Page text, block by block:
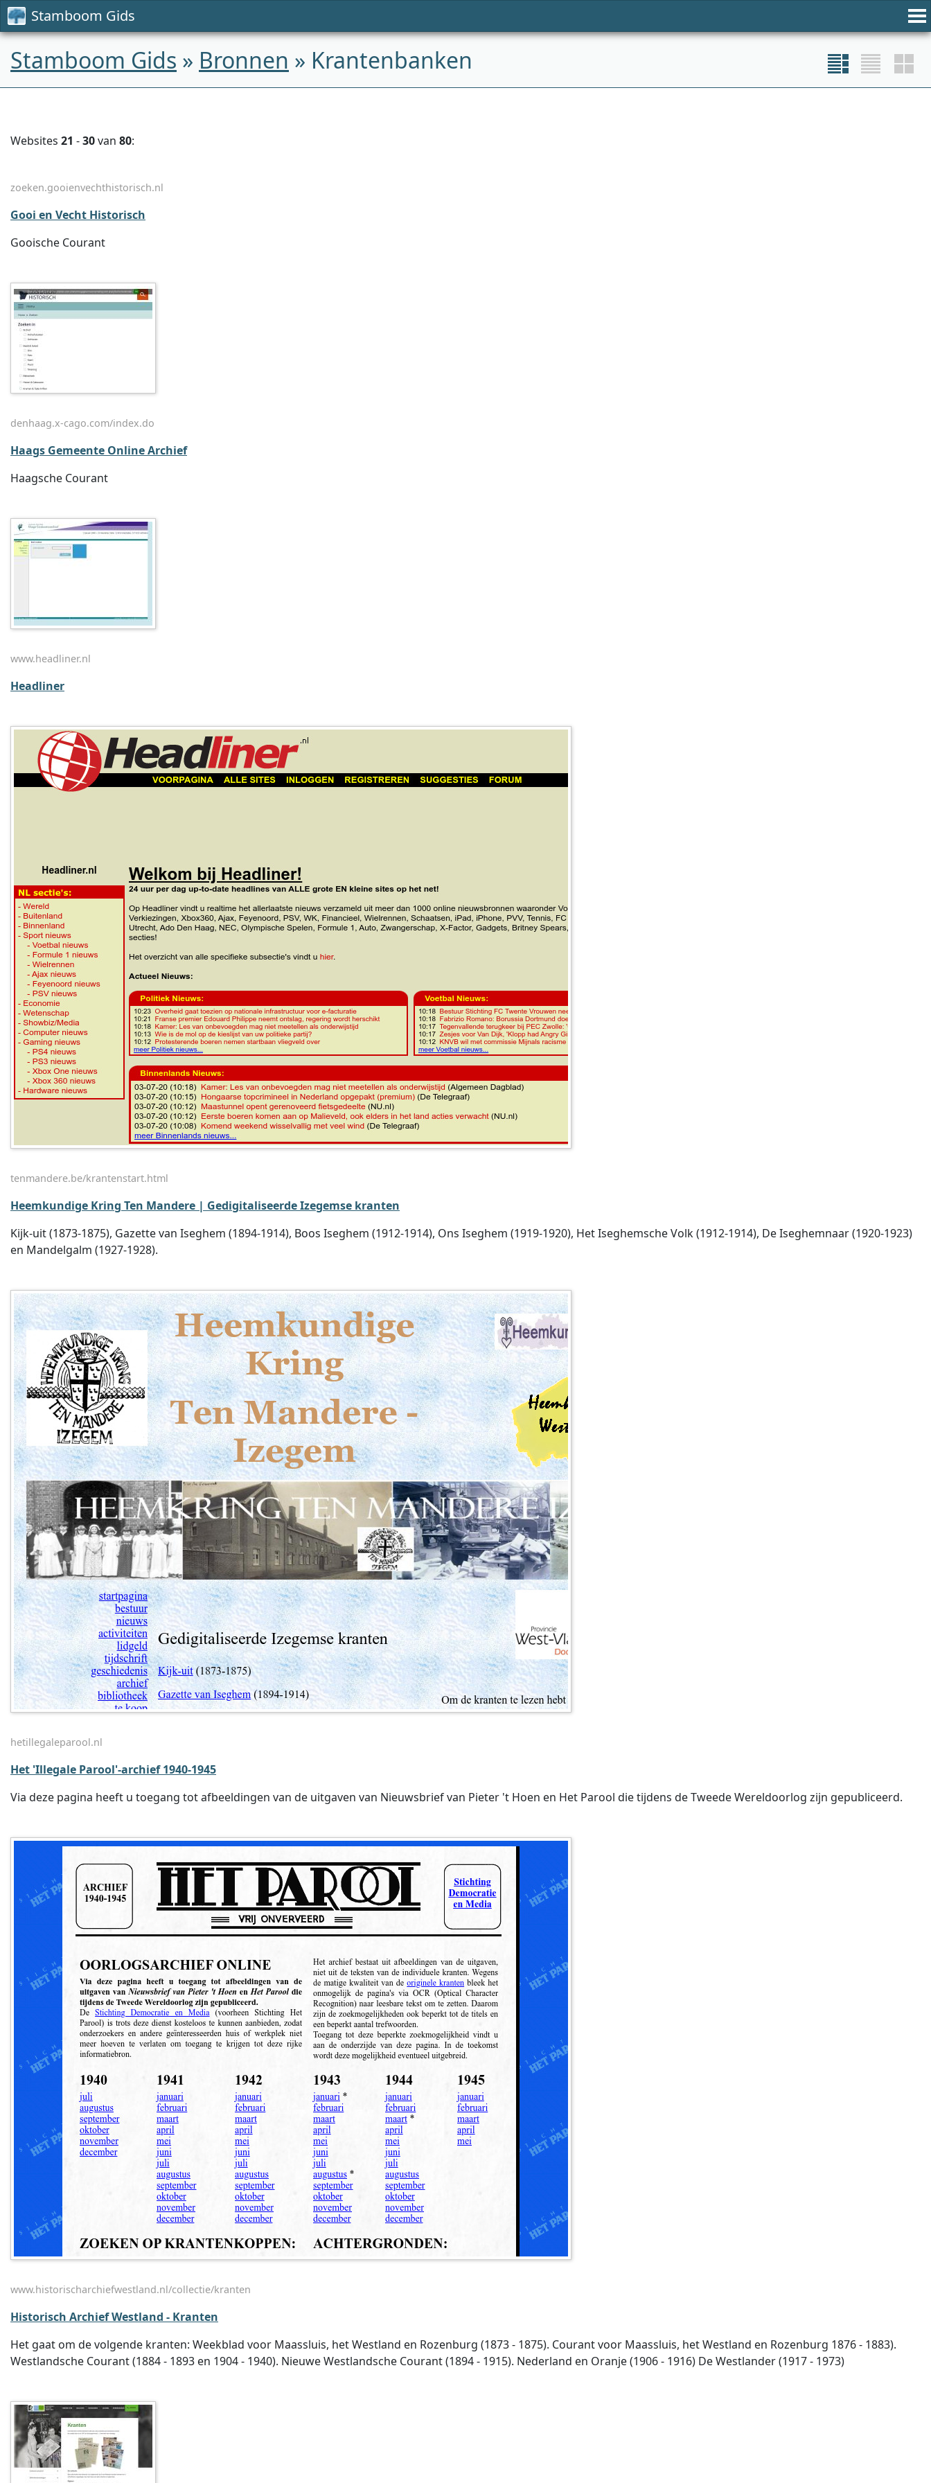
Stamboom Gids
Stamboom Gids » Bronnen » Krantenbanken
Websites 21 -30van 80:
zoeken.gooienvechthistorisch.nl
Gooi en Vecht Historisch
Gooische Courant
denhaag.x-cago.com/index.do
Haags Gemeente Online Archief
Haagsche Courant
www.headliner.nl
Headliner
tenmandere.be/krantenstart.html
Heemkundige Kring Ten Mandere | Gedigitaliseerde Izegemse kranten
Kijk-uit (1873-1875), Gazette van Iseghem (1894-1914), Boos Iseghem (1912-1914), Ons Iseghem (1919-1920), Het Iseghemsche Volk (1912-1914), De Iseghemnaar (1920-1923)
en Mandelgalm (1927-1928).
hetillegaleparool.nl
Het 'Illegale Parool'-archief 1940-1945
Via deze pagina heeft u toegang tot afbeeldingen van de uitgaven van Nieuwsbrief van Pieter 't Hoen en Het Parool die tijdens de Tweede Wereldoorlog zijn gepubliceerd.
www.historischarchiefwestland.nl/collectie/kranten
Historisch Archief Westland - Kranten
Het gaat om de volgende kranten: Weekblad voor Maassluis, het Westland en Rozenburg (1873 - 1875). Courant voor Maassluis, het Westland en Rozenburg 1876 - 1883).
Westlandsche Courant (1884 - 1893 en 1904 - 1940). Nieuwe Westlandsche Courant (1894 - 1915). Nederland en Oranje (1906 - 1916) De Westlander (1917 - 1973)